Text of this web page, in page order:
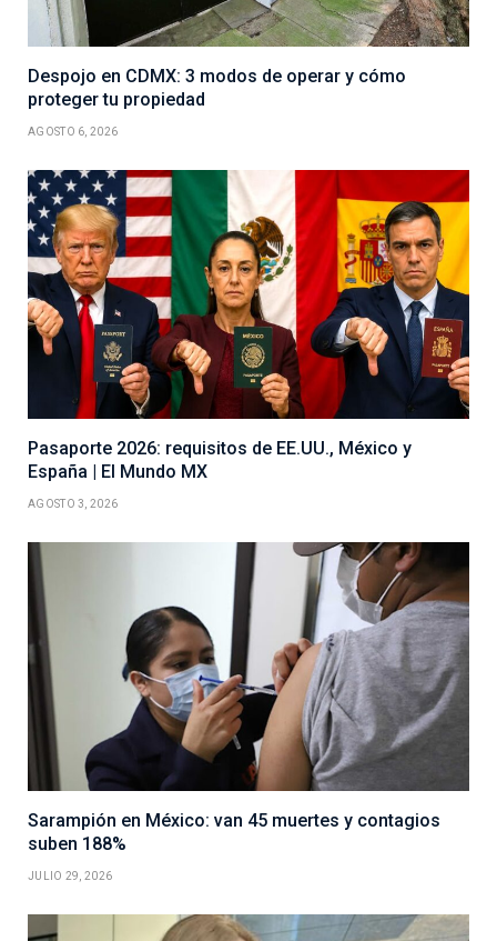
Despojo en CDMX: 3 modos de operar y cómo
proteger tu propiedad
AGOSTO 6, 2026
Pasaporte 2026: requisitos de EE.UU., México y
España | El Mundo MX
AGOSTO 3, 2026
Sarampión en México: van 45 muertes y contagios
suben 188%
JULIO 29, 2026